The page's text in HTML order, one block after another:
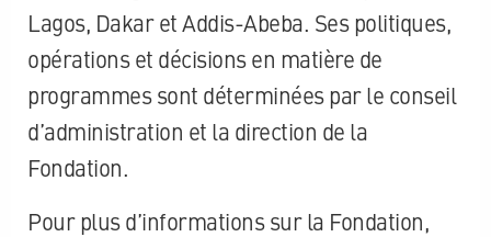
Lagos, Dakar et Addis-Abeba. Ses politiques,
opérations et décisions en matière de
programmes sont déterminées par le conseil
d’administration et la direction de la
Fondation.
Pour plus d’informations sur la Fondation,